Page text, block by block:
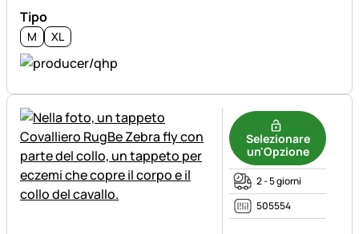
Tipo
M XL
Selezionare
un'Opzione
2 - 5 giorni
505554